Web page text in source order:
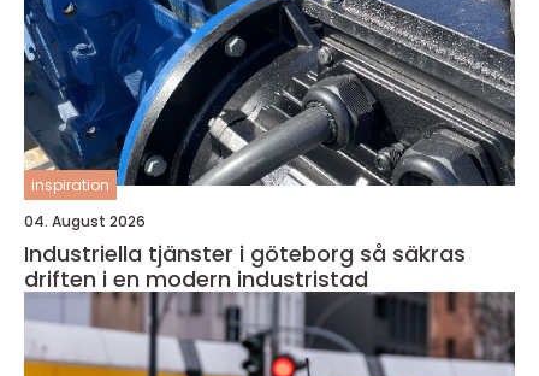
inspiration
04. August 2026
Industriella tjänster i göteborg så säkras
driften i en modern industristad